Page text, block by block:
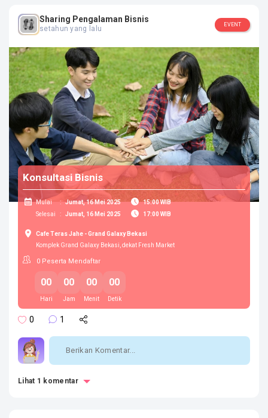
Kategori :Bisnis
Jawa Barat, Bekasi
SOSIAL MEDIA
Sharing Pengalaman Bisnis
setahun yang lalu
EVENT
Konsultasi Bisnis
Mulai : Jumat, 16 Mei 2025
15:00 WIB
Selesai
: Jumat, 16 Mei 2025 17:00 WIB
Cafe Teras Jahe - Grand Galaxy Bekasi
Komplek Grand Galaxy Bekasi, dekat Fresh Market
00 00 00 00
Hari Jam Menit Detik
0 Peserta Mendaftar
0 1
Lihat 1 komentar